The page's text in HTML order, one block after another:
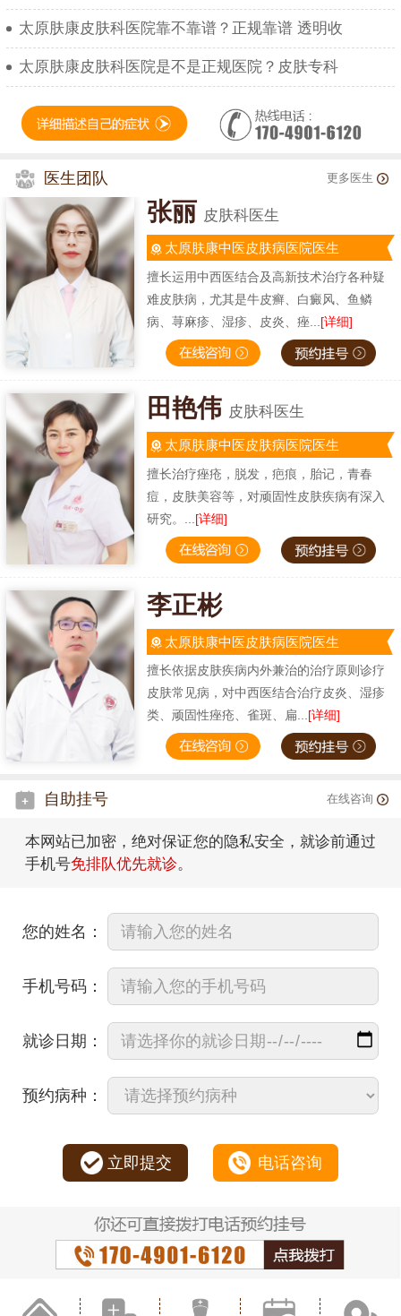
太原肤康皮肤科医院靠不靠谱？正规靠谱 透明收
太原肤康皮肤科医院是不是正规医院？皮肤专科
医生团队 更多医生
张丽 皮肤科医生
太原肤康中医皮肤病医院医生
擅长运用中西医结合及高新技术治疗各种疑
难皮肤病，尤其是牛皮癣、白癜风、鱼鳞
病、荨麻疹、湿疹、皮炎、痤... [详细]
田艳伟 皮肤科医生
太原肤康中医皮肤病医院医生
擅长治疗痤疮，脱发，疤痕，胎记，青春
痘，皮肤美容等，对顽固性皮肤疾病有深入
研究。... [详细]
李正彬
太原肤康中医皮肤病医院医生
擅长依据皮肤疾病内外兼治的治疗原则诊疗
皮肤常见病，对中西医结合治疗皮炎、湿疹
类、顽固性痤疮、雀斑、扁...[详细]
自助挂号 在线咨询
本网站已加密，绝对保证您的隐私安全，就诊前通过
手机号免排队优先就诊。
您的姓名：
手机号码：
就诊日期：
预约病种：
立即提交 电话咨询